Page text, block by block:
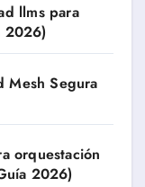
llms para
2026)
Mesh Segura
orquestación
2026)